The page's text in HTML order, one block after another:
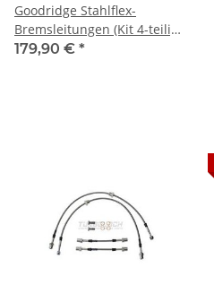
Goodridge Stahlflex-
Bremsleitungen (Kit 4-teilig,
ABE) - Audi RS4 (B7) ab
179,90 € *